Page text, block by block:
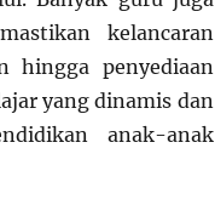
kelancaran
hingga penyediaan
yang dinamis dan
anak-anak